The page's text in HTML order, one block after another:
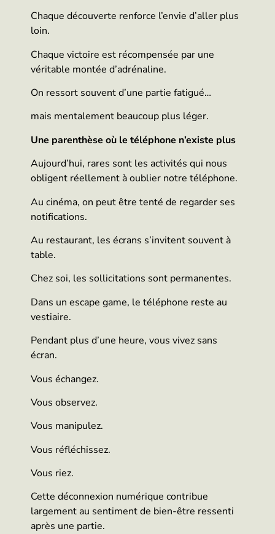
Chaque découverte renforce l’envie d’aller plus
loin.
Chaque victoire est récompensée par une
véritable montée d’adrénaline.
On ressort souvent d’une partie fatigué…
mais mentalement beaucoup plus léger.
Une parenthèse où le téléphone n’existe plus
Aujourd’hui, rares sont les activités qui nous
obligent réellement à oublier notre téléphone.
Au cinéma, on peut être tenté de regarder ses
notifications.
Au restaurant, les écrans s’invitent souvent à
table.
Chez soi, les sollicitations sont permanentes.
Dans un escape game, le téléphone reste au
vestiaire.
Pendant plus d’une heure, vous vivez sans
écran.
Vous échangez.
Vous observez.
Vous manipulez.
Vous réfléchissez.
Vous riez.
Cette déconnexion numérique contribue
largement au sentiment de bien-être ressenti
après une partie.